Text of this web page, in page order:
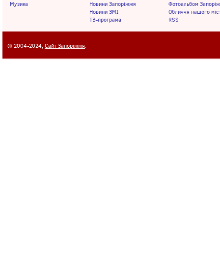
Музика
Новини Запоріжжя
Новини ЗМІ
ТВ-програма
Фотоальбом
Обличчя нашого
RSS
© 2004-2024, Сайт Запоріжжя.